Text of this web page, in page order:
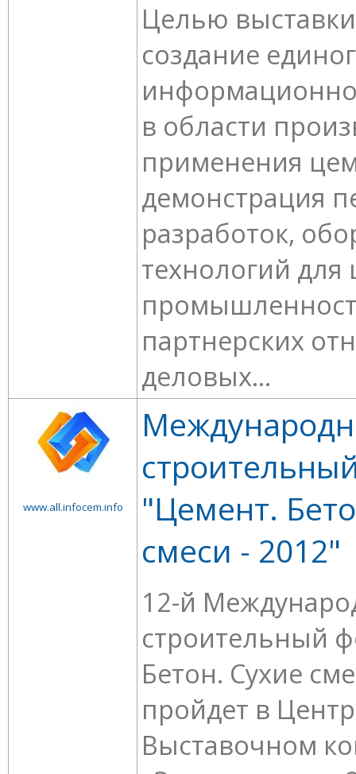
Целью
создание
в области
применения
демонстрация
разработок,
технологий
партнерских
деловых...
www.all.infocem.info
"Цемент.
смеси - 2012"
12-й
строительный
Бетон. Сухие
пройдет в
Выставочном